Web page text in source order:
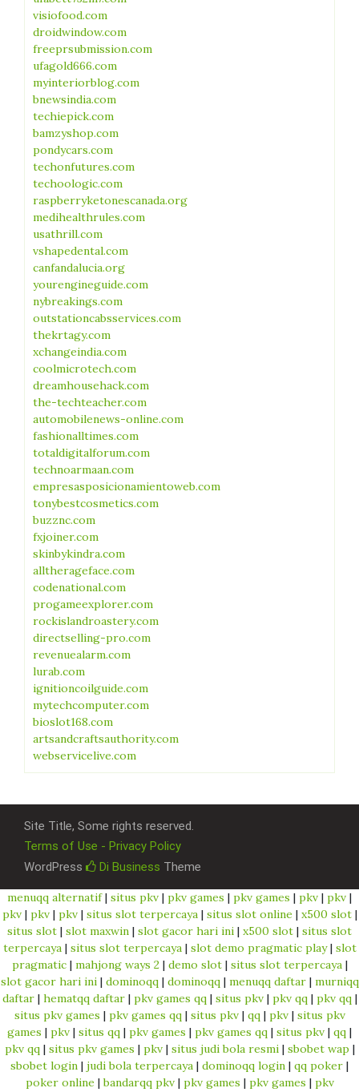
visiofood.com
droidwindow.com
freeprsubmission.com
ufagold666.com
myinteriorblog.com
bnewsindia.com
techiepick.com
bamzyshop.com
pondycars.com
techonfutures.com
techoologic.com
raspberryketonescanada.org
medihealthrules.com
usathrill.com
vshapedental.com
canfandalucia.org
yourengineguide.com
nybreakings.com
outstationcabsservices.com
thekrtagy.com
xchangeindia.com
coolmicrotech.com
dreamhousehack.com
the-techteacher.com
automobilenews-online.com
fashionalltimes.com
totaldigitalforum.com
technoarmaan.com
empresasposicionamientoweb.com
tonybestcosmetics.com
buzznc.com
fxjoiner.com
skinbykindra.com
alltherageface.com
codenational.com
progameexplorer.com
rockislandroastery.com
directselling-pro.com
revenuealarm.com
lurab.com
ignitioncoilguide.com
mytechcomputer.com
bioslot168.com
artsandcraftsauthority.com
webservicelive.com
Site Title, Some rights reserved.
Terms of Use - Privacy Policy
WordPress
Di Business Theme
menuqq alternatif| situs pkv | pkv games | pkv games | pkv | pkv |
pkv| pkv| pkv| situs slot terpercaya| situs slot online| x500 slot|
situs slot | slot maxwin | slot gacor hari ini | x500 slot | situs slot
terpercaya| situs slot terpercaya| slot demo pragmatic play| slot
pragmatic| mahjong ways 2| demo slot| situs slot terpercaya|
slot gacor hari ini| dominoqq| dominoqq| menuqq daftar| murniqq
daftar| hematqq daftar| pkv games qq| situs pkv| pkv qq| pkv qq|
situs pkv games | pkv games qq| situs pkv| qq| pkv| situs pkv
games | pkv | situs qq | pkv games | pkv games qq | situs pkv | qq |
pkv qq| situs pkv games | pkv| situs judi bola resmi| sbobet wap |
sbobet login | judi bola terpercaya | dominoqq login | qq poker |
poker online|bandarqq pkv| pkv games | pkv games | pkv